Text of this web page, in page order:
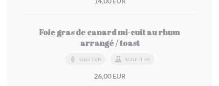
Foie gras de canard mi-cuit au rhum
arrangé / toast
GLUTEN SULFITES
26,00 EUR